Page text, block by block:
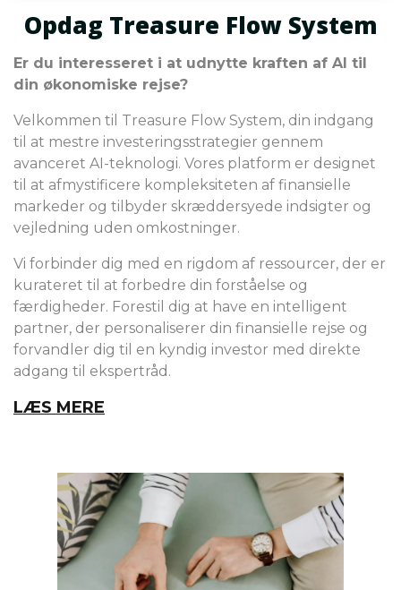
Opdag Treasure Flow System
Er du interesseret i at udnytte kraften af AI til
din økonomiske rejse?
Velkommen til Treasure Flow System, din indgang
til at mestre investeringsstrategier gennem
avanceret AI-teknologi. Vores platform er designet
til at afmystificere kompleksiteten af finansielle
markeder og tilbyder skræddersyede indsigter og
vejledning uden omkostninger.
Vi forbinder dig med en rigdom af ressourcer, der er
kurateret til at forbedre din forståelse og
færdigheder. Forestil dig at have en intelligent
partner, der personaliserer din finansielle rejse og
forvandler dig til en kyndig investor med direkte
adgang til ekspertråd.
LÆS MERE